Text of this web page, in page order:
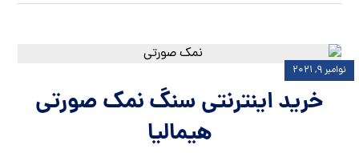
خرید اینترنتی سنگ نمک صورتی
هیمالیا
نوامبر ۹, ۲۰۲۱